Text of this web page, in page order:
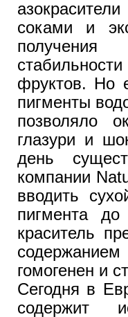
соками и
фруктов. Но
пигменты
позволяло
глазури и
день
компании
вводить
пигмента
краситель
гомогенен и
Сегодня в
содержит